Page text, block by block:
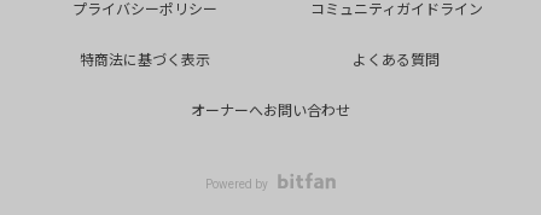
プライバシーポリシー コミュニティガイドライン
特商法に基づく表示 よくある質問
オーナーへお問い合わせ
Powered by